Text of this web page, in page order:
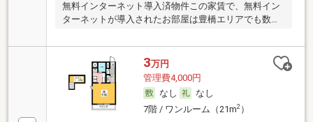
無料インターネット導入済物件この家賃で、無料イン
ターネットが導入されたお部屋は豊橋エリアでも数少
3万円
管理費4,000円
なし
なし
7階 / ワンルーム（21m2）